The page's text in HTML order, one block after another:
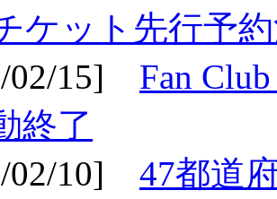
ケット先行予
02/15] Fan
終了
02/10] 47都道